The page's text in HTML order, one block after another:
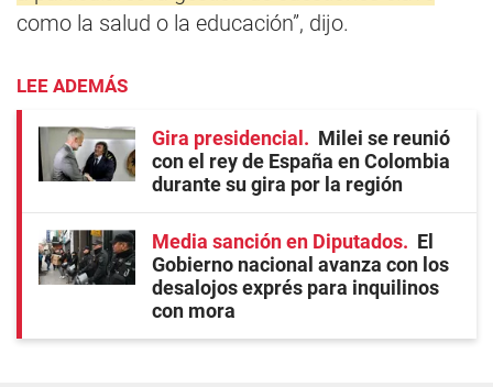
como la salud o la educación”, dijo.
LEE ADEMÁS
Gira presidencial
Milei se reunió
con el rey de España en Colombia
durante su gira por la región
Media sanción en Diputados
El
Gobierno nacional avanza con los
desalojos exprés para inquilinos
con mora